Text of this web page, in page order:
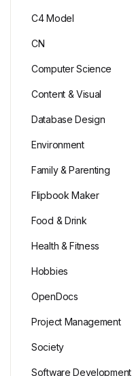
C4 Model
CN
Computer Science
Content & Visual
Database Design
Environment
Family & Parenting
Flipbook Maker
Food & Drink
Health & Fitness
Hobbies
OpenDocs
Project Management
Society
Software Development